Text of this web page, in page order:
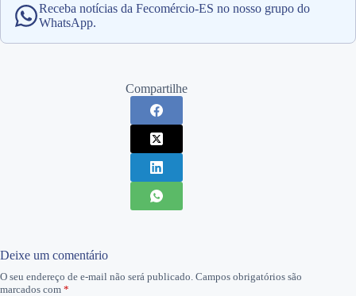
Receba notícias da Fecomércio-ES no nosso grupo do
WhatsApp.
Compartilhe
Deixe um comentário
O seu endereço de e-mail não será publicado. Campos obrigatórios são
marcados com *